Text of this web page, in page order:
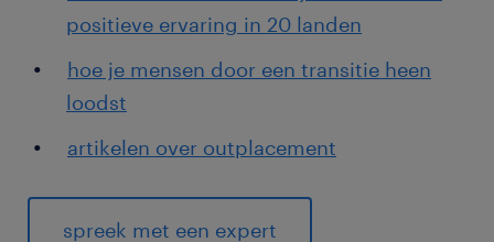
positieve ervaring in 20 landen
hoe je mensen door een transitie heen
loodst
artikelen over outplacement
spreek met een expert